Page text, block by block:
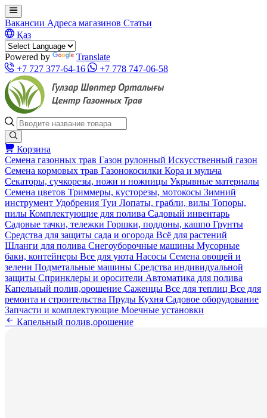
Вакансии Адреса магазинов Статьи
Қаз
Powered by
Translate
+7 727 377-64-16
+7 778 747-06-58
Корзина
Семена газонных трав Газон рулонный Искусственный газон
Семена кормовых трав Газонокосилки Кора и мульча
Секаторы, сучкорезы, ножи и ножницы Укрывные материалы
Семена цветов Триммеры, кусторезы, мотокосы Зимний
инструмент Удобрения Туи Лопаты, грабли, вилы Топоры,
пилы Комплектующие для полива Садовый инвентарь
Садовые тачки, тележки Горшки, поддоны, кашпо Грунты
Средства для защиты сада и огорода Всё для растений
Шланги для полива Снегоуборочные машины Мусорные
баки, контейнеры Все для уюта Насосы Семена овощей и
зелени Подметальные машины Средства индивидуальной
защиты Спринклеры и оросители Автоматика для полива
Капельный полив,орошение Саженцы Все для теплиц Все для
ремонта и строительства Пруды Кухня Садовое оборудование
Запчасти и комплектующие Моечные установки
Капельный полив,орошение